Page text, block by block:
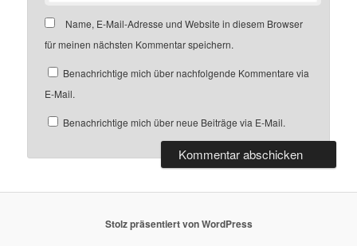
Name, E-Mail-Adresse und Website in diesem Browser
für meinen nächsten Kommentar speichern.
Benachrichtige mich über nachfolgende Kommentare via
E-Mail.
Benachrichtige mich über neue Beiträge via E-Mail.
Stolz präsentiert von WordPress